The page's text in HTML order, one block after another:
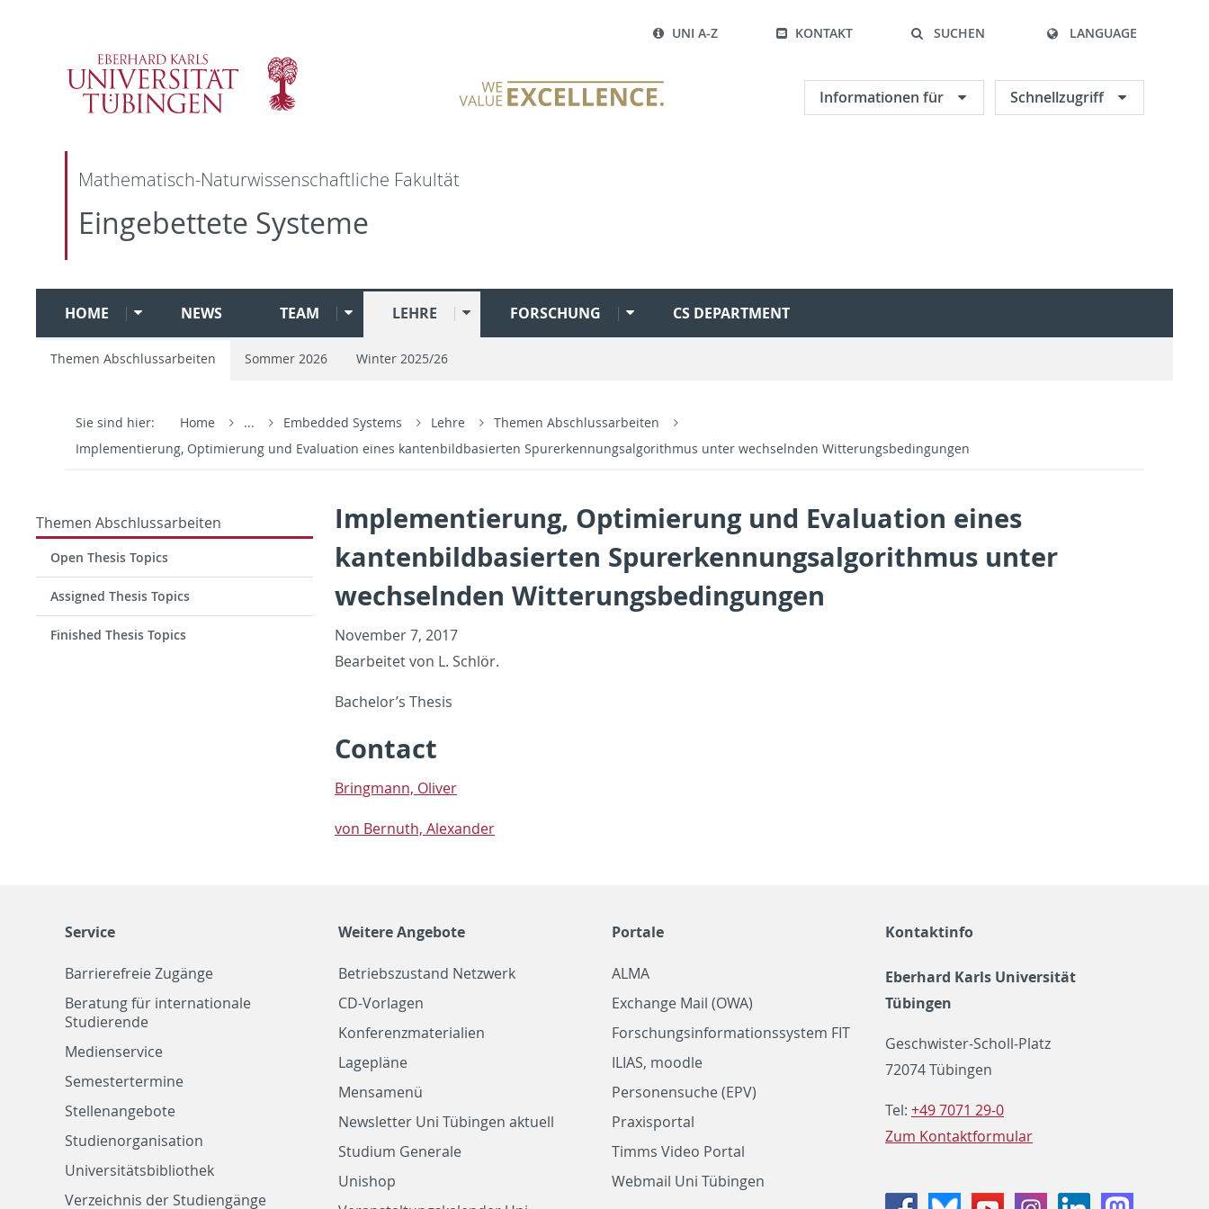
UNI A-Z KONTAKT SUCHEN LANGUAGE
Informationen für Schnellzugriff
Mathematisch-Naturwissenschaftliche Fakultät
Eingebettete Systeme
HOME NEWS TEAM LEHRE FORSCHUNG CS DEPARTMENT
Themen Abschlussarbeiten Sommer 2026 Winter 2025/26
Sie sind hier: Home ... Embedded Systems Lehre
Themen Abschlussarbeiten
Implementierung, Optimierung und Evaluation eines kantenbildbasierten Spurerkennungsalgorithmus unter wechselnden Witterungsbedingungen
Themen Abschlussarbeiten
Open Thesis Topics
Assigned Thesis Topics
Finished Thesis Topics
Implementierung, Optimierung und Evaluation eines
kantenbildbasierten Spurerkennungsalgorithmus unter
wechselnden Witterungsbedingungen
No­vem­ber 7, 2017
Bear­beitet von L. Schlör.
Bach­e­lor’s The­sis
Con­tact
Bring­mann, Oliver
von Bernuth, Alexan­der
Service
Barrierefreie Zugänge
Beratung für internationale
Studierende
Medienservice
Semestertermine
Stellenangebote
Studienorganisation
Universitätsbibliothek
Verzeichnis der Studiengänge
Weitere Angebote
Betriebszustand Netzwerk
CD-Vorlagen
Konferenzmaterialien
Lagepläne
Mensamenü
Newsletter Uni Tübingen aktuell
Studium Generale
Unishop
Portale
ALMA
Exchange Mail (OWA)
Forschungsinformationssystem FIT
ILIAS, moodle
Personensuche (EPV)
Praxisportal
Timms Video Portal
Webmail Uni Tübingen
Kontaktinfo
Eberhard Karls Universität
Tübingen
Geschwister-Scholl-Platz
72074 Tübingen
Tel: +49 7071 29-0
Zum Kontaktformular
FacebookBlueskyYoutubeInstagramLinkedInMastodon